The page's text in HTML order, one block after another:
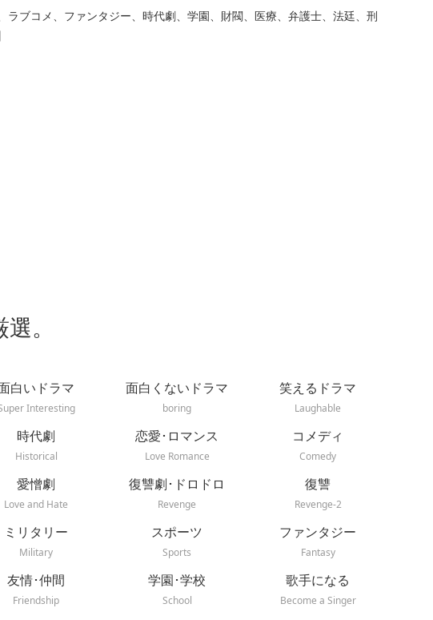
ブコメ、ファンタジー、時代劇、学園、財閥、医療、弁護士、法廷、刑
。
白いドラマ
Interesting
面白くないドラマ
boring
笑えるドラマ
Laughable
時代劇
Historical
恋愛･ロマンス
Love Romance
コメディ
Comedy
愛憎劇
Love and Hate
復讐劇･ドロドロ
Revenge
復讐
Revenge-2
ミリタリー
Military
スポーツ
Sports
ファンタジー
Fantasy
友情･仲間
Friendship
学園･学校
School
歌手になる
Become a Singer